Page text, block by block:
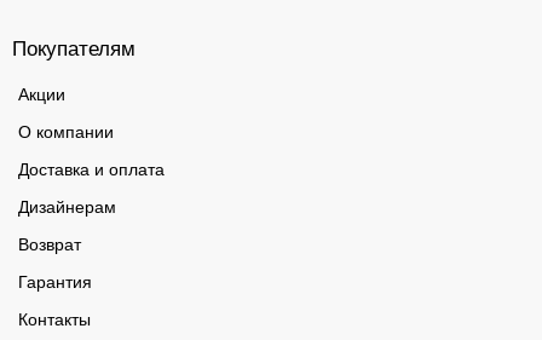
Покупателям
Акции
О компании
Доставка и оплата
Дизайнерам
Возврат
Гарантия
Контакты